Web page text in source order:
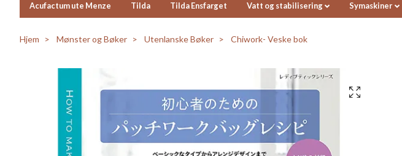
Acufactum ute Menze Tilda Tilda Ensfarget Vatt og stabilisering Symaskiner
Hjem Mønster og Bøker Utenlanske Bøker Chiwork- Veske bok